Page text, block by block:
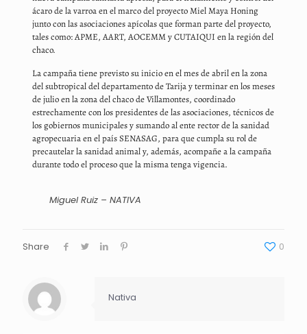
ácaro de la varroa en el marco del proyecto Miel Maya Honing
junto con las asociaciones apícolas que forman parte del proyecto,
tales como: APME, AART, AOCEMM y CUTAIQUI en la región del
chaco.
La campaña tiene previsto su inicio en el mes de abril en la zona
del subtropical del departamento de Tarija y terminar en los meses
de julio en la zona del chaco de Villamontes, coordinado
estrechamente con los presidentes de las asociaciones, técnicos de
los gobiernos municipales y sumando al ente rector de la sanidad
agropecuaria en el país SENASAG, para que cumpla su rol de
precautelar la sanidad animal y, además, acompañe a la campaña
durante todo el proceso que la misma tenga vigencia.
Miguel Ruiz – NATIVA
Share 0
Nativa